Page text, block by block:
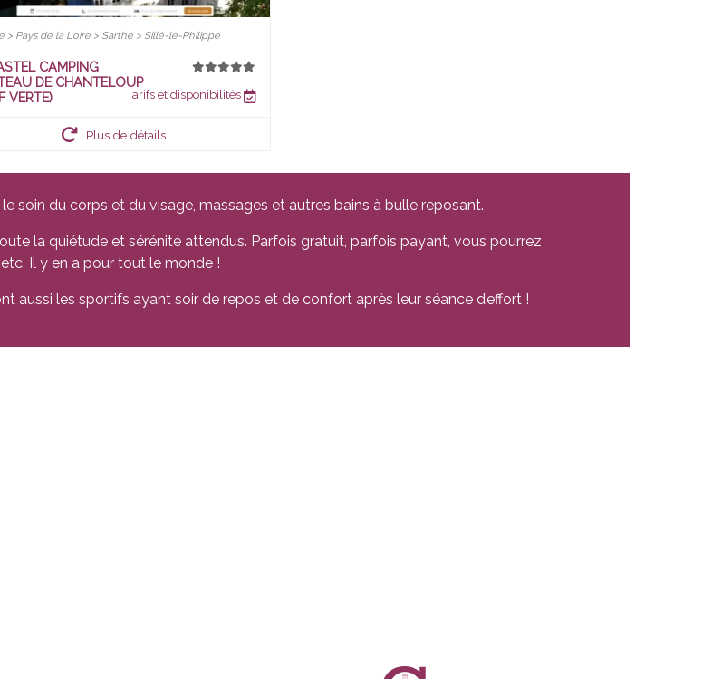
> Pays de la Loire > Sarthe > Sillé-le-Philippe
CAMPING
DE CHANTELOUP
VERTE)
Tarifs et disponibilités
Plus de détails
soin du corps et du visage, massages et autres bains à bulle reposant.
la quiétude et sérénité attendus. Parfois gratuit, parfois payant, vous pourrez
Il y en a pour tout le monde !
aussi les sportifs ayant soir de repos et de confort après leur séance d’effort !